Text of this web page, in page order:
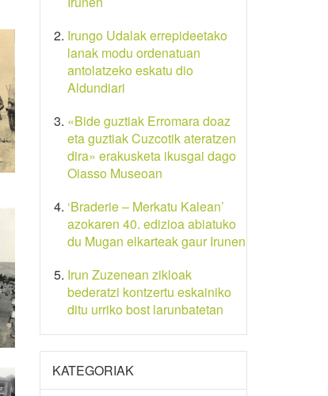
Irungo Udalak errepideetako
lanak modu ordenatuan
antolatzeko eskatu dio
Aldundiari
«Bide guztiak Erromara doaz
eta guztiak Cuzcotik ateratzen
dira» erakusketa ikusgai dago
Oiasso Museoan
‘Braderie – Merkatu Kalean’
azokaren 40. edizioa abiatuko
du Mugan elkarteak gaur Irunen
Irun Zuzenean zikloak
bederatzi kontzertu eskainiko
ditu urriko bost larunbatetan
KATEGORIAK